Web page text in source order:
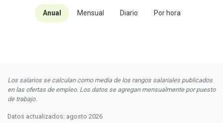
Anual Mensual Diario Por hora
Los salarios se calculan como media de los rangos salariales publicados
en las ofertas de empleo. Los datos se agregan mensualmente por puesto
de trabajo.
Datos actualizados: agosto 2026